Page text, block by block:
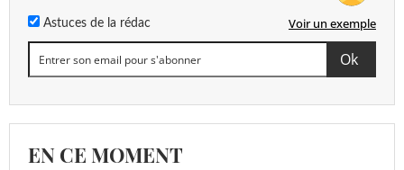
Astuces de la rédac Voir un exemple
EN CE MOMENT